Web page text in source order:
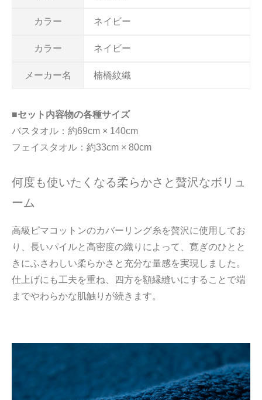
カラー ネイビー
カラー ネイビー
メーカー名 楠橋紋織
■セット内容物の各種サイズ
バスタオル：約69cm × 140cm
フェイスタオル：約33cm × 80cm
何度も使いたくなる柔らかさと贅沢なボリュ
ーム
高級ピマコットンのカバーリング糸を贅沢に使用してお
り、長いパイルと高密度の織りによって、寛ぎのひとと
きにふさわしい柔らかさと充分な量感を実現しました。
仕上げにも工夫を重ね、四方を額縁縫いにすることで端
までやわらかな肌触りが続きます。